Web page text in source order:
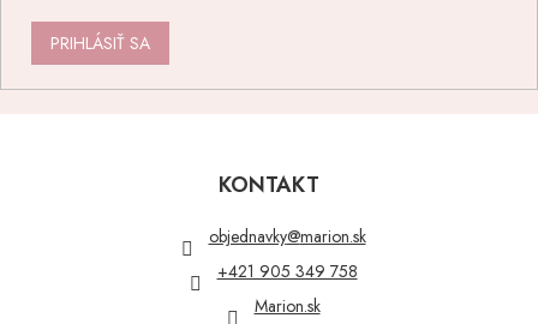
PRIHLÁSIŤ SA
KONTAKT
objednavky@marion.sk
+421 905 349 758
Marion.sk